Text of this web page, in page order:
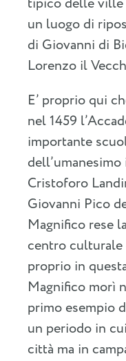
tipico delle ville
un luogo di
di Giovanni di
Lorenzo il
E’ proprio qui
nel 1459
importante
Cristoforo
Giovanni Pico
Magnifico rese
centro culturale
proprio in
Magnifico morì
primo esempio
un periodo in
città ma in